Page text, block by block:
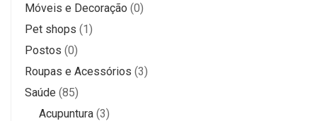
Móveis e Decoração (0)
Pet shops (1)
Postos (0)
Roupas e Acessórios (3)
Saúde (85)
Acupuntura (3)